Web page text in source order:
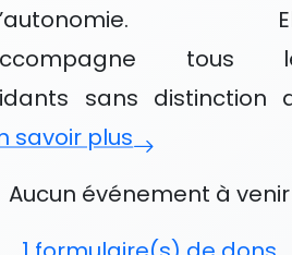
en piste avec
tous
sans distinction
savoir plus
Événements et
Aucun événement à venir